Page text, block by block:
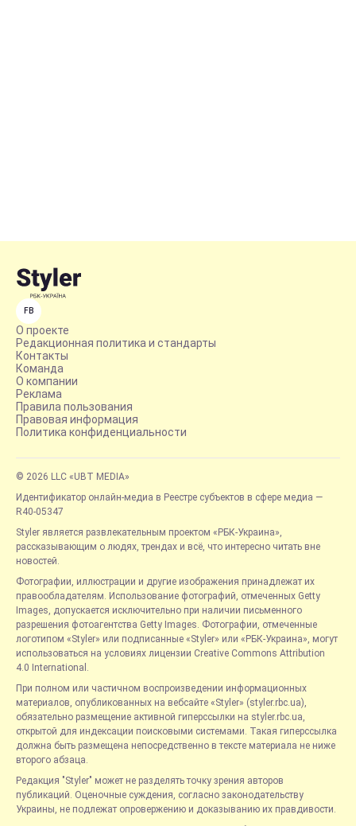
FB
О проекте
Редакционная политика и стандарты
Контакты
Команда
О компании
Реклама
Правила пользования
Правовая информация
Политика конфиденциальности
© 2026 LLC «UBT MEDIA»
Идентификатор онлайн-медиа в Реестре субъектов в сфере медиа —
R40-05347
Styler является развлекательным проектом «РБК-Украина»,
рассказывающим о людях, трендах и всё, что интересно читать вне
новостей.
Фотографии, иллюстрации и другие изображения принадлежат их
правообладателям. Использование фотографий, отмеченных Getty
Images, допускается исключительно при наличии письменного
разрешения фотоагентства Getty Images. Фотографии, отмеченные
логотипом «Styler» или подписанные «Styler» или «РБК-Украина», могут
использоваться на условиях лицензии Creative Commons Attribution
4.0 International.
При полном или частичном воспроизведении информационных
материалов, опубликованных на вебсайте «Styler» (styler.rbc.ua),
обязательно размещение активной гиперссылки на styler.rbc.ua,
открытой для индексации поисковыми системами. Такая гиперссылка
должна быть размещена непосредственно в тексте материала не ниже
второго абзаца.
Редакция "Styler" может не разделять точку зрения авторов
публикаций. Оценочные суждения, согласно законодательству
Украины, не подлежат опровержению и доказыванию их правдивости.